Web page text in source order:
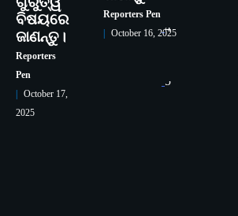
ବିଷୟରେ
ଜାଣନ୍ତୁ।
Reporters
Pen
October 17,
2025
Reporters Pen
October 16, 2025
4
5